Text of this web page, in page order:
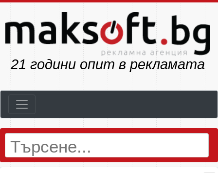
23 години опит в рекламата